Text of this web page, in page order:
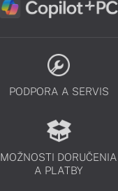
PODPORA A SERVIS
MOŽNOSTI DORUČENIA
A PLATBY